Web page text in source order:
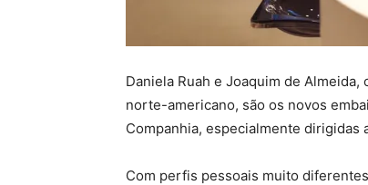
Daniela Ruah e Joaquim de
norte-americano, são os novos
Companhia, especialmente dirigidas
Com perfis pessoais muito